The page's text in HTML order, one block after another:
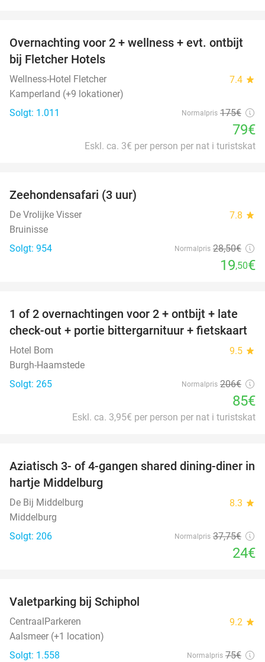
55%
Overnachting voor 2 + wellness + evt. ontbijt
bij Fletcher Hotels
Wellness-Hotel Fletcher 7.4 star
Kamperland (+9 lokationer)
Solgt: 1.011
Normalpris 175€
79€
Eskl. ca. 3€ per person per nat i turistskat
Zeehondensafari (3 uur)
De Vrolijke Visser 7.8 star
Bruinisse
Solgt: 954
Normalpris 28,50€
19,50€
59%
1 of 2 overnachtingen voor 2 + ontbijt + late
check-out + portie bittergarnituur + fietskaart
Hotel Bom 9.5 star
Burgh-Haamstede
Solgt: 265
Normalpris 206€
85€
Eskl. ca. 3,95€ per person per nat i turistskat
36%
Aziatisch 3- of 4-gangen shared dining-diner in
hartje Middelburg
De Bij Middelburg 8.3 star
Middelburg
Solgt: 206
Normalpris 37,75€
24€
Valetparking bij Schiphol
CentraalParkeren 9.2 star
Aalsmeer (+1 location)
Solgt: 1.558
Normalpris 75€